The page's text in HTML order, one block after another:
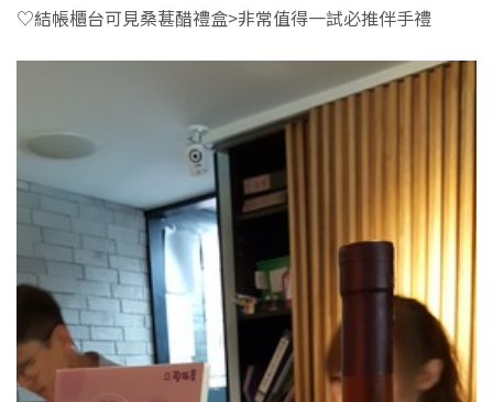
♡結帳櫃台可見桑葚醋禮盒>非常值得一試必推伴手禮